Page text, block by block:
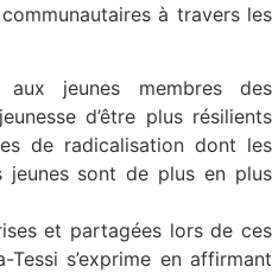
à travers les
aux jeunes membres des
d’être plus résilients
de radicalisation dont les
jeunes sont de plus en plus
et partagées lors de ces
s’exprime en affirmant